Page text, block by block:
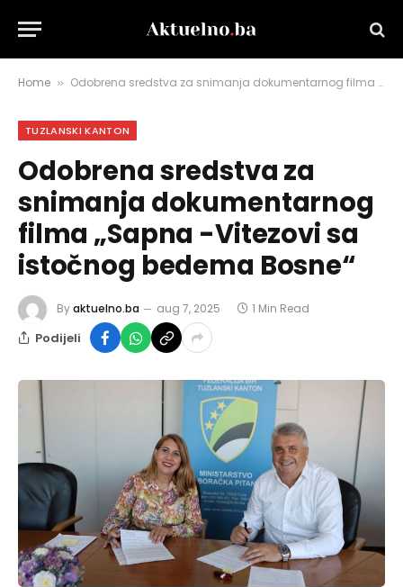
Home » Odobrena sredstva za snimanja dokumentarnog filma „Sapna -Vitezovi sa istočnog bedema Bosne“
TUZLANSKI KANTON
Odobrena sredstva za
snimanja dokumentarnog
filma „Sapna -Vitezovi sa
istočnog bedema Bosne“
Byaktuelno.ba aug 7, 2025 1 Min Read
Podijeli